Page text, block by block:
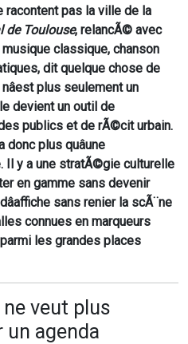
pas la ville de la
de Toulouse, relancÃ© avec
musique classique, chanson
dit quelque chose de
plus seulement un
devient un outil de
publics et de rÃ©cit urbain.
donc plus quâune
Il y a une stratÃ©gie culturelle
en gamme sans devenir
sans renier la scÃ¨ne
connues en marqueurs
parmi les grandes places
ne veut plus
agenda